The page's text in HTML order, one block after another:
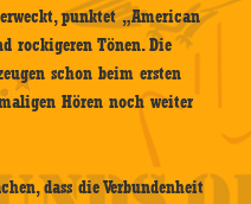
punktet „American
rockigeren Tönen. Die
schon beim ersten
Hören noch weiter
dass die Verbundenheit